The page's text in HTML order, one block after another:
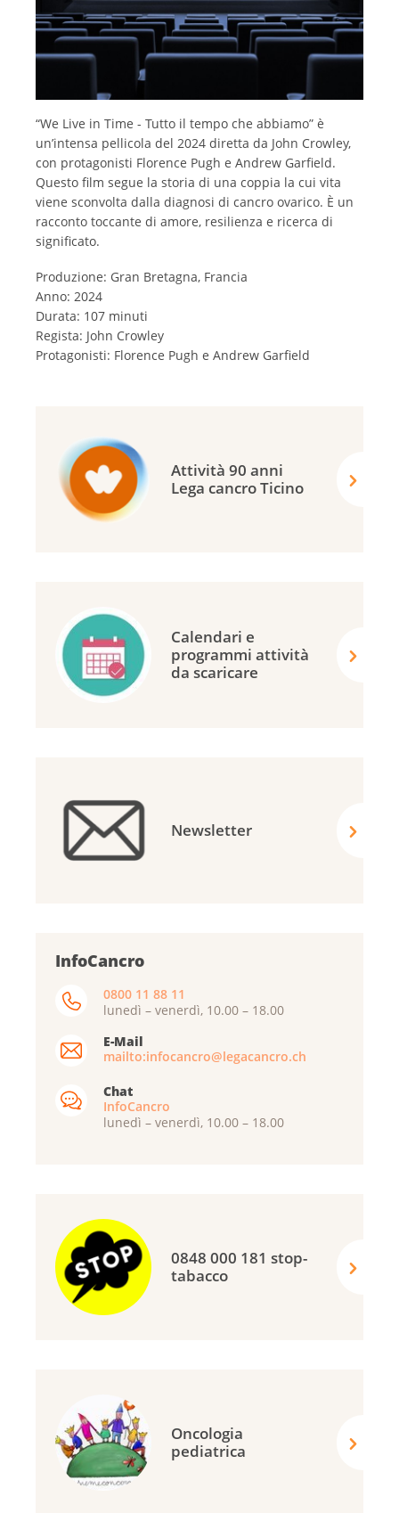
“We Live in Time - Tutto il tempo che abbiamo” è
un’intensa pellicola del 2024 diretta da John Crowley,
con protagonisti Florence Pugh e Andrew Garfield.
Questo film segue la storia di una coppia la cui vita
viene sconvolta dalla diagnosi di cancro ovarico. È un
racconto toccante di amore, resilienza e ricerca di
significato.
Produzione: Gran Bretagna, Francia
Anno: 2024
Durata: 107 minuti
Regista: John Crowley
Protagonisti: Florence Pugh e Andrew Garfield
Attività 90 anni
Lega cancro Ticino
Calendari e
programmi attività
da scaricare
Newsletter
InfoCancro
0800 11 88 11
lunedì – venerdì, 10.00 – 18.00
E-Mail
mailto:infocancro@legacancro.ch
Chat
InfoCancro
lunedì – venerdì, 10.00 – 18.00
0848 000 181 stop-
tabacco
Oncologia
pediatrica